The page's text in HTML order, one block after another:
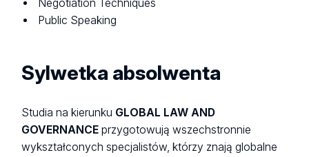
Negotiation Techniques
Public Speaking
Sylwetka absolwenta
Studia na kierunku GLOBAL LAW AND
GOVERNANCE przygotowują wszechstronnie
wykształconych specjalistów, którzy znają globalne